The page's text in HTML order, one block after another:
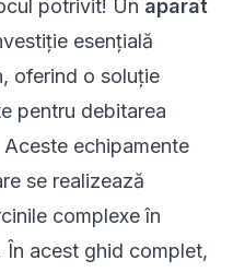
potrivit! Un aparat
esențială
oferind o soluție
pentru debitarea
echipamente
se realizează
complexe în
În acest ghid complet,